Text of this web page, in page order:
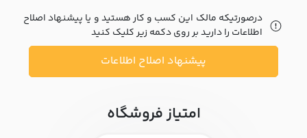
درصورتیکه مالک این کسب و کار هستید و یا پیشنهاد اصلاح
اطلاعات را دارید بر روی دکمه زیر کلیک کنید
پیشنهاد اصلاح اطلاعات
امتیاز فروشگاه